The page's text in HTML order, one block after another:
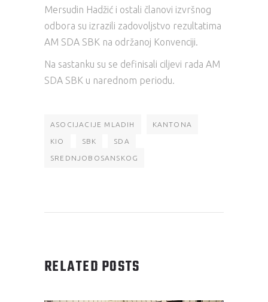
Mersudin Hadžić i ostali članovi izvršnog
odbora su izrazili zadovoljstvo rezultatima
AM SDA SBK na održanoj Konvenciji.
Na sastanku su se definisali ciljevi rada AM
SDA SBK u narednom periodu.
ASOCIJACIJE MLADIH KANTONA
KIO SBK SDA
SREDNJOBOSANSKOG
RELATED POSTS